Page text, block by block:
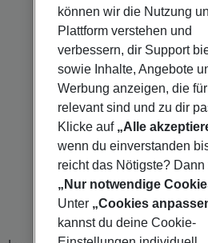
können wir die Nutzung
Plattform verstehen und
verbessern, dir Support
sowie Inhalte, Angebote
Werbung anzeigen, die
relevant sind und zu dir
Klicke auf „Alle
wenn du einverstanden
reicht das Nötigste? Dann
„Nur notwendige
Unter „Cookies
kannst du deine Cookie-